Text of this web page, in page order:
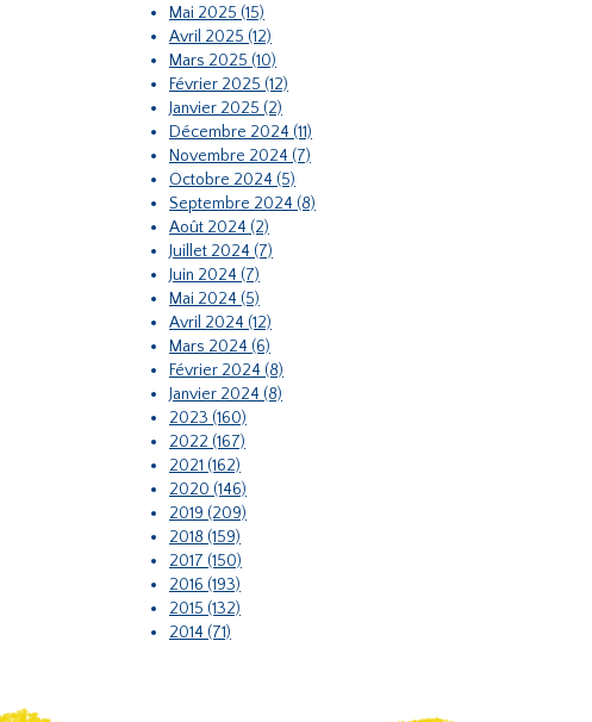
Mai 2025 (15)
Avril 2025 (12)
Mars 2025 (10)
Février 2025 (12)
Janvier 2025 (2)
Décembre 2024 (11)
Novembre 2024 (7)
Octobre 2024 (5)
Septembre 2024 (8)
Août 2024 (2)
Juillet 2024 (7)
Juin 2024 (7)
Mai 2024 (5)
Avril 2024 (12)
Mars 2024 (6)
Février 2024 (8)
Janvier 2024 (8)
2023 (160)
2022 (167)
2021 (162)
2020 (146)
2019 (209)
2018 (159)
2017 (150)
2016 (193)
2015 (132)
2014 (71)